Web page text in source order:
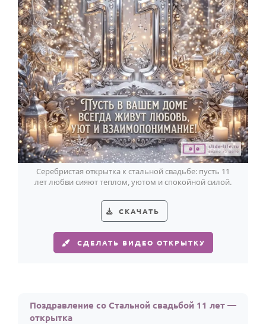
Серебристая открытка к стальной свадьбе: пусть 11
лет любви сияют теплом, уютом и спокойной силой.
СКАЧАТЬ
СДЕЛАТЬ ВИДЕО ОТКРЫТКУ
Поздравление со Стальной свадьбой 11 лет —
открытка